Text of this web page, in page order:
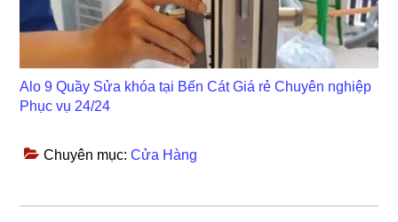
Alo 9 Quầy Sửa khóa tại Bến Cát Giá rẻ Chuyên nghiệp
Phục vụ 24/24
Chuyên mục:Cửa Hàng